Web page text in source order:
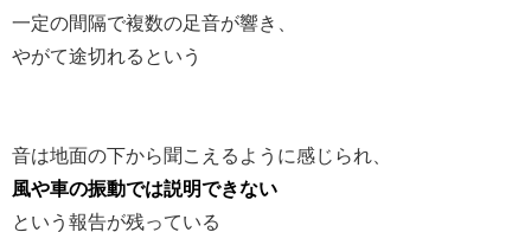
一定の間隔で複数の足音が響き、
やがて途切れるという
音は地面の下から聞こえるように感じられ、
風や車の振動では説明できない
という報告が残っている